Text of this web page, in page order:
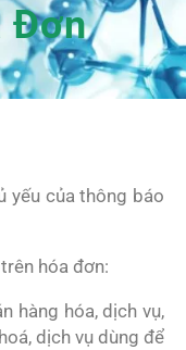
Đơn
yếu của thông báo
hóa đơn:
hàng hóa, dịch vụ,
dịch vụ dùng để